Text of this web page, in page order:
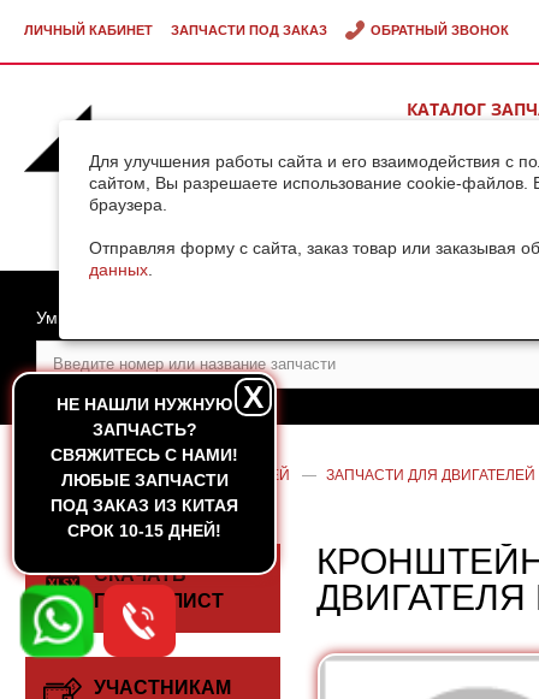
Для улучшения работы сайта и его взаимодействия с
сайтом, Вы разрешаете использование cookie-файлов.
браузера.
Отправляя форму с сайта, заказ товар или заказывая
данных
ЛИЧНЫЙ КАБИНЕТ ЗАПЧАСТИ ПОД ЗАКАЗ ОБРАТНЫЙ ЗВОНОК
КАТАЛОГ
НЕ НАШЛИ НУЖНУЮ
ЗАПЧАСТЬ?
CВЯЖИТЕСЬ С НАМИ!
ЛЮБЫЕ ЗАПЧАСТИ
ПОД ЗАКАЗ ИЗ КИТАЯ
СРОК 10-15 ДНЕЙ!
X
Умный поиск
ГЛАВНАЯ — КАТАЛОГ ЗАПЧАСТЕЙ — ЗАПЧАСТИ ДЛЯ ДВИГАТЕЛЕЙ
ДВИГАТЕЛЯ DEUTZ TD226B-6
СКАЧАТЬ
ПРАЙС-ЛИСТ
УЧАСТНИКАМ
ДВИГАТЕЛЯ